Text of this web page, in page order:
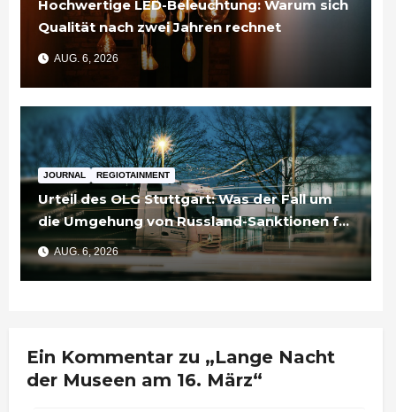
Hochwertige LED-Beleuchtung: Warum sich
Qualität nach zwei Jahren rechnet
AUG. 6, 2026
JOURNAL REGIOTAINMENT
Urteil des OLG Stuttgart: Was der Fall um
die Umgehung von Russland-Sanktionen für
Unternehmen bedeutet
AUG. 6, 2026
Ein Kommentar zu „Lange Nacht
der Museen am 16. März“